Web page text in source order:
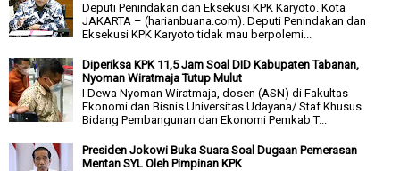
Deputi Penindakan dan Eksekusi KPK Karyoto. Kota
JAKARTA – (harianbuana.com). Deputi Penindakan dan
Eksekusi KPK Karyoto tidak mau berpolemi...
Diperiksa KPK 11,5 Jam Soal DID Kabupaten Tabanan,
Nyoman Wiratmaja Tutup Mulut
I Dewa Nyoman Wiratmaja, dosen (ASN) di Fakultas
Ekonomi dan Bisnis Universitas Udayana/ Staf Khusus
Bidang Pembangunan dan Ekonomi Pemkab T...
Presiden Jokowi Buka Suara Soal Dugaan Pemerasan
Mentan SYL Oleh Pimpinan KPK